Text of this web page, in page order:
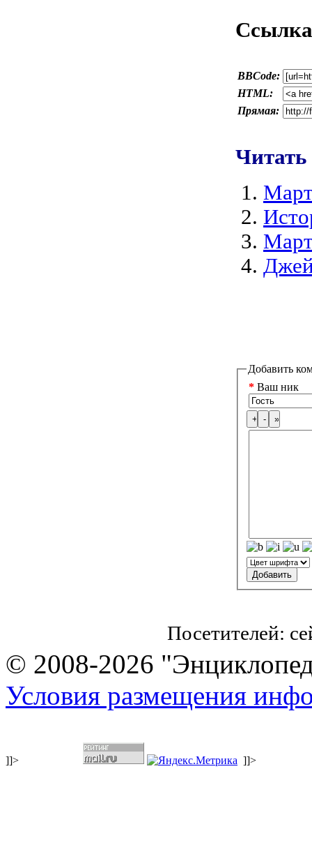
BBCode:
HTML:
Прямая:
Добавить
* Ваш ник
Посетителей:
© 2008-2026
Условия размещения
]]> ]]>